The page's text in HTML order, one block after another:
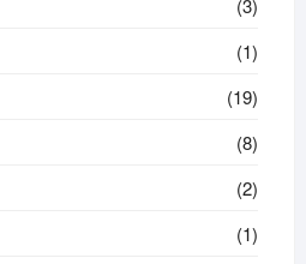
(3)
(1)
(19)
(8)
(2)
(1)